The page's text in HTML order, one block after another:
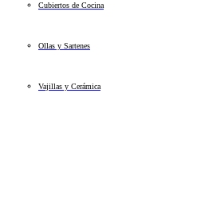
Cubiertos de Cocina
Ollas y Sartenes
Vajillas y Cerámica